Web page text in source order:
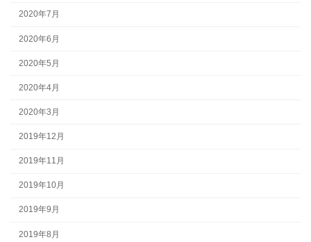
2020年7月
2020年6月
2020年5月
2020年4月
2020年3月
2019年12月
2019年11月
2019年10月
2019年9月
2019年8月